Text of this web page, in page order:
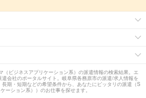
（ビジネスアプリケーション系）の派遣情報の検索結果。エ
会社のポータルサイト。岐阜県各務原市の派遣/求人情報を
期・短期などの希望条件から、あなたにピッタリの派遣（S
ーション系））のお仕事を探せます。